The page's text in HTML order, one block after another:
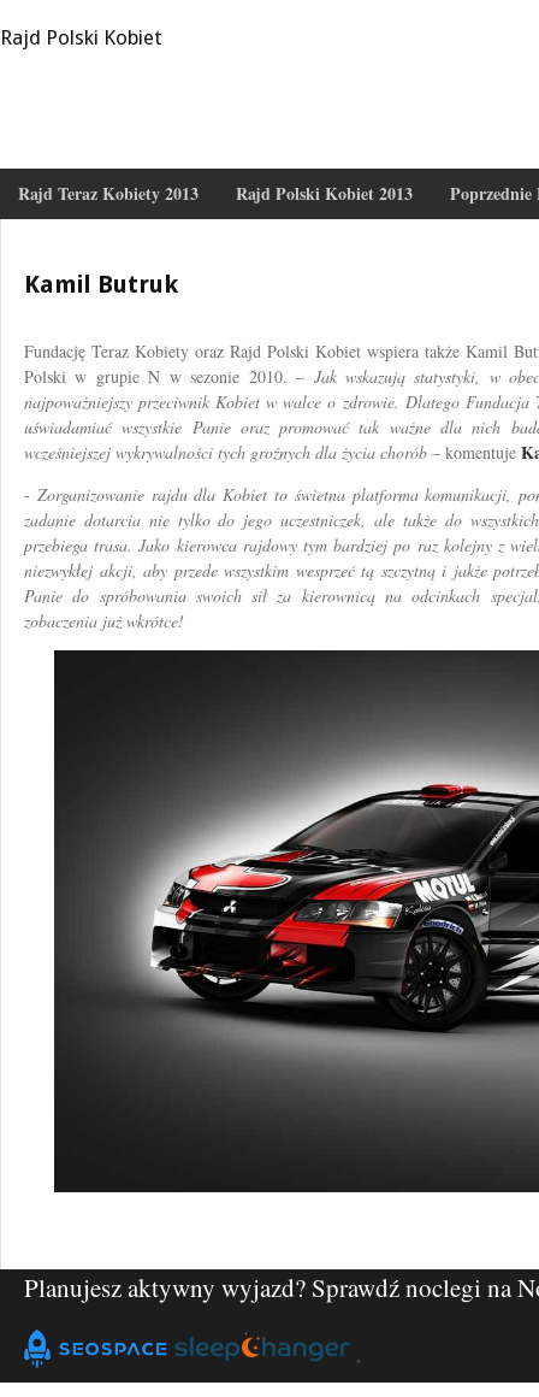
Rajd Polski Kobiet
Rajd Teraz Kobiety 2013 Rajd Polski Kobiet 2013 Poprzednie
Kamil Butruk
Fundację Teraz Kobiety oraz Rajd Polski Kobiet wspiera także Kamil
Polski w grupie N w sezonie 2010. – Jak wskazują statystyki, w
najpoważniejszy przeciwnik Kobiet w walce o zdrowie. Dlatego Fundacja
uświadamiać wszystkie Panie oraz promować tak ważne dla nich
wcześniejszej wykrywalności tych groźnych dla życia chorób – komentuje
- Zorganizowanie rajdu dla Kobiet to świetna platforma komunikacji,
zadanie dotarcia nie tylko do jego uczestniczek, ale także do
przebiega trasa. Jako kierowca rajdowy tym bardziej po raz kolejny z
niezwykłej akcji, aby przede wszystkim wesprzeć tą szczytną i jakże
Panie do spróbowania swoich sił za kierownicą na odcinkach
zobaczenia już wkrótce!
Planujesz aktywny wyjazd? Sprawdź noclegi na
"